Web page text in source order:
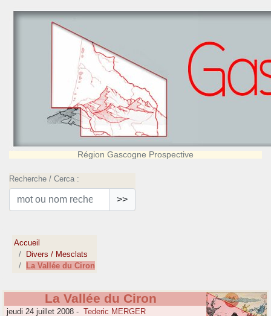
Région Gascogne Prospective
Recherche / Cerca :
>>
Accueil
Divers / Mesclats
La Vallée du Ciron
La Vallée du Ciron
jeudi 24 juillet 2008 - Tederic MERGER